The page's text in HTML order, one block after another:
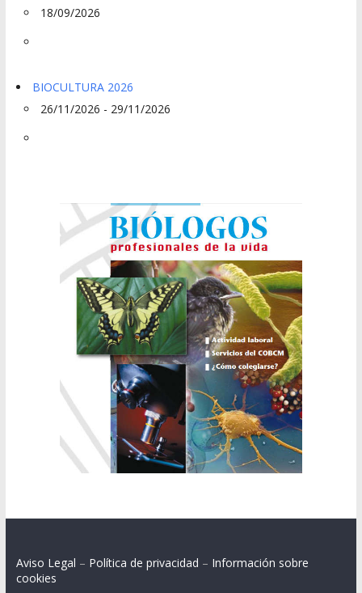
18/09/2026
BIOCULTURA 2026
26/11/2026 - 29/11/2026
Aviso Legal – Política de privacidad – Información sobre
cookies